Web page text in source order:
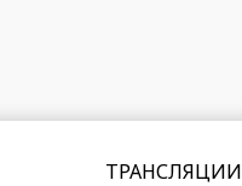
ТРАНСЛЯЦИИ